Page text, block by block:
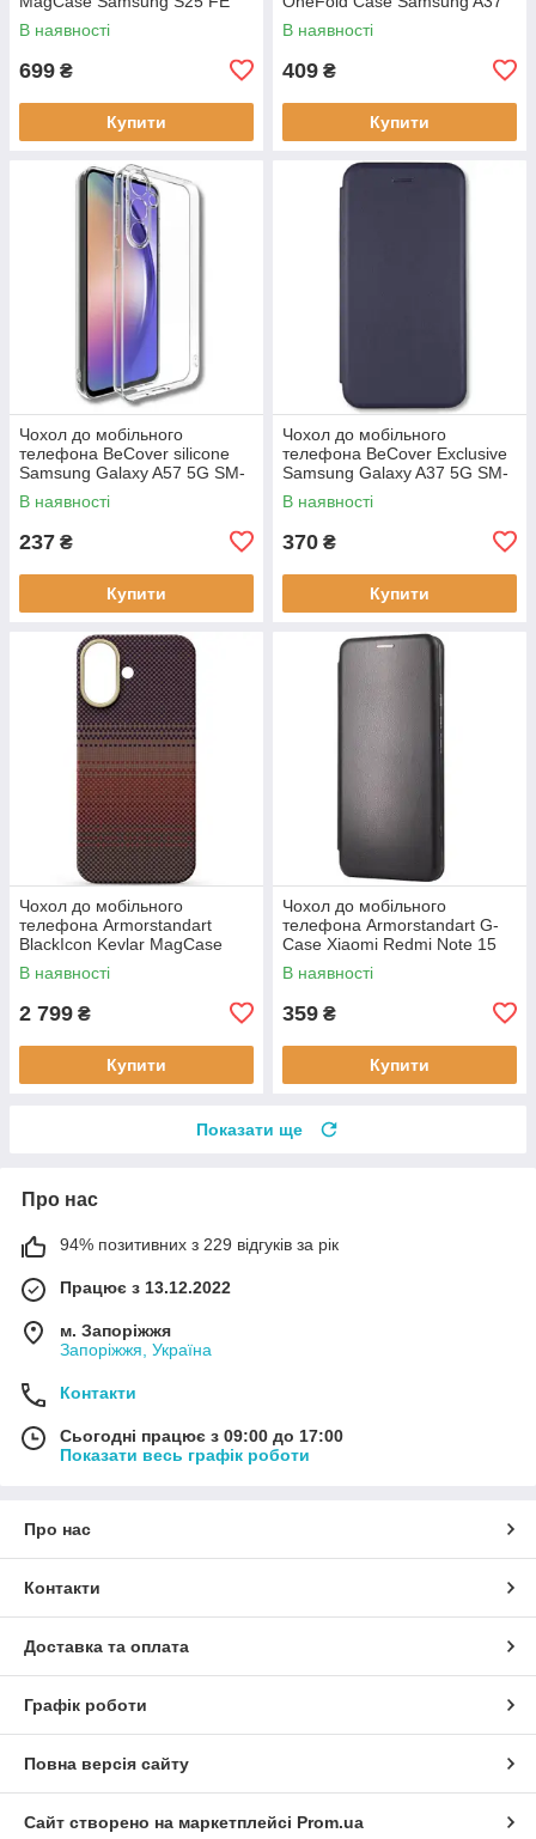
5G Black (ARM89156)
В наявності
699 ₴
Купити
5G Black (ARM89718)
В наявності
409 ₴
Купити
Чохол до мобільного
телефона BeCover silicone
Samsung Galaxy A57 5G SM-
A576 Transparent (714858)
В наявності
237 ₴
Купити
Чохол до мобільного
телефона BeCover Exclusive
Samsung Galaxy A37 5G SM-
A376 Deep Blue (715019)
В наявності
370 ₴
Купити
Чохол до мобільного
телефона Armorstandart
BlackIcon Kevlar MagCase
Apple iPhone 17 Sunset
(ARM90153)
В наявності
2 799 ₴
Купити
Чохол до мобільного
телефона Armorstandart G-
Case Xiaomi Redmi Note 15
4G Black (ARM89695)
В наявності
359 ₴
Купити
Показати ще
Про нас
94% позитивних з 229 відгуків за рік
Працює з 13.12.2022
м. Запоріжжя
Запоріжжя, Україна
Контакти
Сьогодні працює з 09:00 до 17:00
Показати весь графік роботи
Про нас
Контакти
Доставка та оплата
Графік роботи
Повна версія сайту
Сайт створено на маркетплейсі Prom.ua